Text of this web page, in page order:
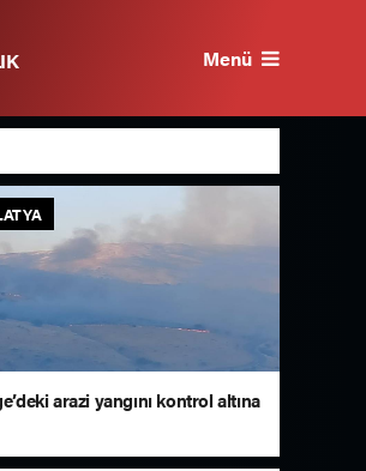
Menü
arazi yangını kontrol altına